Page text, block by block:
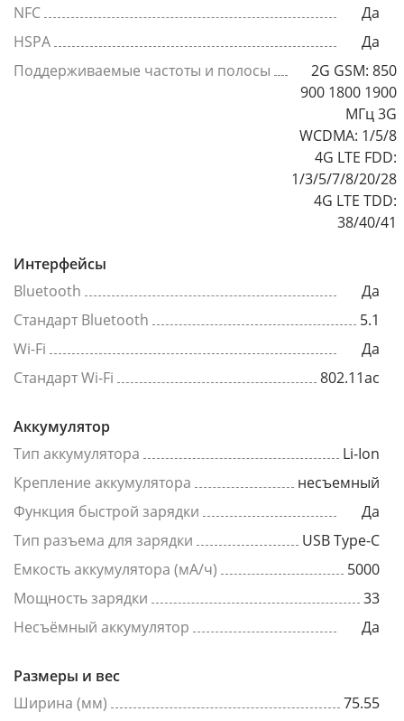
NFC
Да
HSPA
Да
Поддерживаемые частоты и полосы
2G GSM: 850
900 1800 1900
МГц 3G
WCDMA: 1/5/8
4G LTE FDD:
1/3/5/7/8/20/28
4G LTE TDD:
38/40/41
Интерфейсы
Bluetooth
Да
Стандарт Bluetooth
5.1
Wi-Fi
Да
Стандарт Wi-Fi
802.11ac
Аккумулятор
Тип аккумулятора
Li-Ion
Крепление аккумулятора
несъемный
Функция быстрой зарядки
Да
Тип разъема для зарядки
USB Type-C
Емкость аккумулятора (мА/ч)
5000
Мощность зарядки
33
Несъёмный аккумулятор
Да
Размеры и вес
Ширина (мм)
75.55